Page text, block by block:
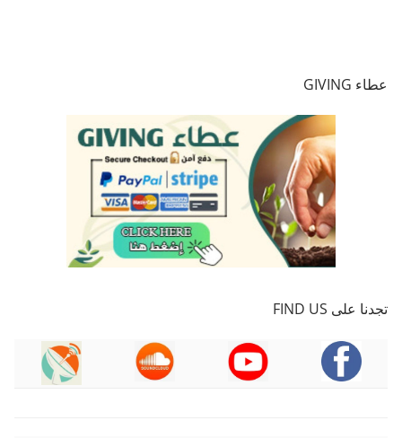
عطاء GIVING
تجدنا على FIND US